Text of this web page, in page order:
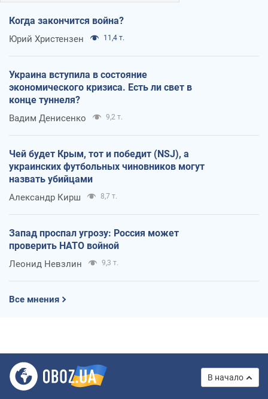
Когда закончится война?
Юрий Христензен 11,4 т.
Украина вступила в состояние
экономического кризиса. Есть ли свет в
конце туннеля?
Вадим Денисенко 9,2 т.
Чей будет Крым, тот и победит (NSJ), а
украинских футбольных чиновников могут
назвать убийцами
Александр Кирш 8,7 т.
Запад проспал угрозу: Россия может
проверить НАТО войной
Леонид Невзлин 9,3 т.
Все мнения
В начало